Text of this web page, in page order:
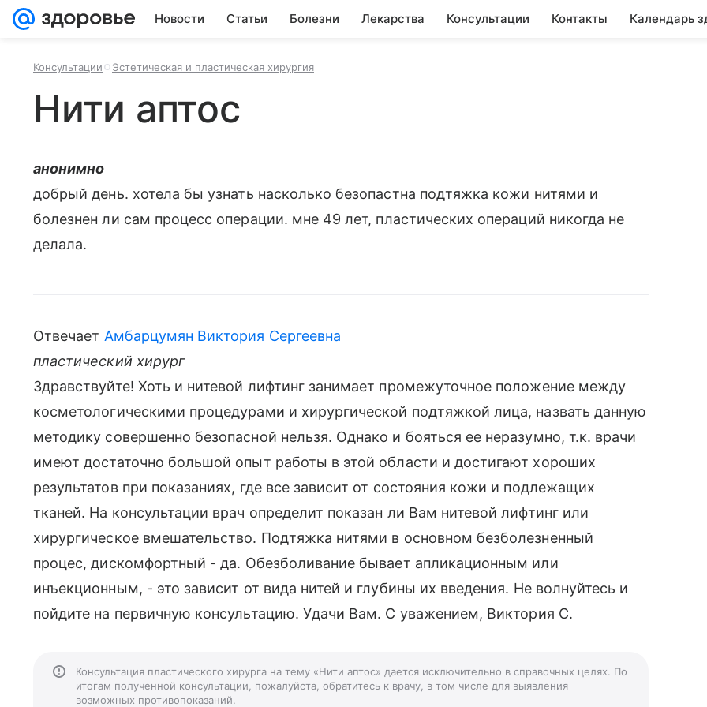
Новости Статьи Болезни Лекарства Консультации Контакты Календарь
Консультации Эстетическая и пластическая хирургия
Нити аптос
анонимно
добрый день. хотела бы узнать насколько безопастна подтяжка кожи нитями и
болезнен ли сам процесс операции. мне 49 лет, пластических операций никогда не
делала.
Отвечает Амбарцумян Виктория Сергеевна
пластический хирург
Здравствуйте! Хоть и нитевой лифтинг занимает промежуточное положение между
косметологическими процедурами и хирургической подтяжкой лица, назвать данную
методику совершенно безопасной нельзя. Однако и бояться ее неразумно, т.к. врачи
имеют достаточно большой опыт работы в этой области и достигают хороших
результатов при показаниях, где все зависит от состояния кожи и подлежащих
тканей. На консультации врач определит показан ли Вам нитевой лифтинг или
хирургическое вмешательство. Подтяжка нитями в основном безболезненный
процес, дискомфортный - да. Обезболивание бывает апликационным или
инъекционным, - это зависит от вида нитей и глубины их введения. Не волнуйтесь и
пойдите на первичную консультацию. Удачи Вам. С уважением, Виктория С.
Консультация пластического хирурга на тему «Нити аптос» дается исключительно в справочных целях. По
итогам полученной консультации, пожалуйста, обратитесь к врачу, в том числе для выявления
возможных противопоказаний.